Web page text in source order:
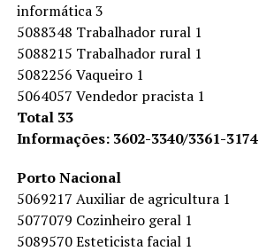
informática 3
5088348 Trabalhador rural 1
5088215 Trabalhador rural 1
5082256 Vaqueiro 1
5064057 Vendedor pracista 1
Total 33
Informações: 3602-3340/3361-3174
Porto Nacional
5069217 Auxiliar de agricultura 1
5077079 Cozinheiro geral 1
5089570 Esteticista facial 1